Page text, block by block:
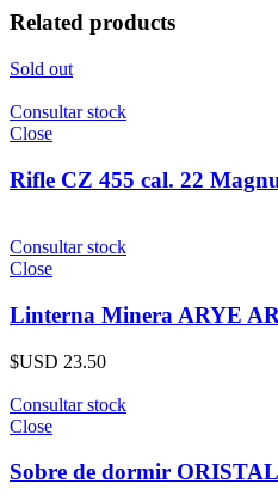
Related products
Sold out
Consultar stock
Close
Rifle CZ 455 cal. 22
Consultar stock
Close
Linterna Minera ARYE
$USD 23.50
Consultar stock
Close
Sobre de dormir